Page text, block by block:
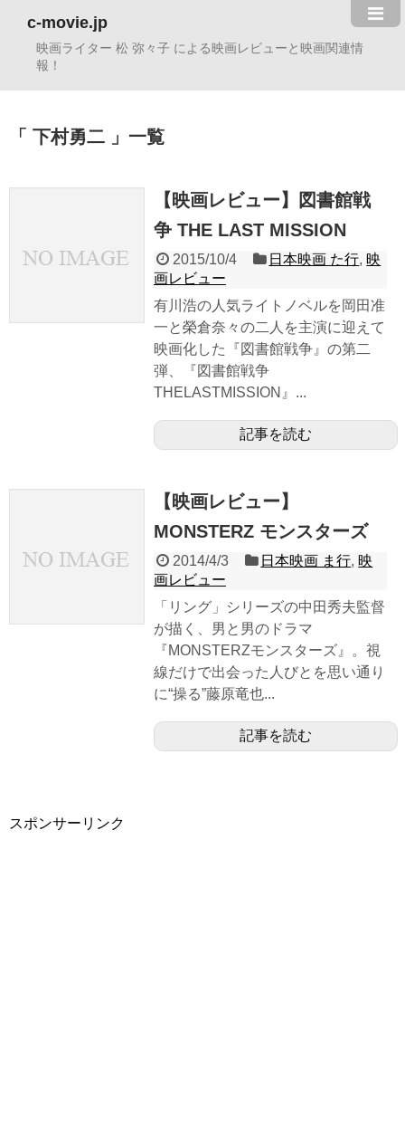
c-movie.jp
映画ライター 松 弥々子 による映画レビューと映画関連情
報！
下村勇二 一覧
【映画レビュー】図書館戦
争 THE LAST MISSION
2015/10/4 日本映画 た行, 映
画レビュー
有川浩の人気ライトノベルを岡田准
一と榮倉奈々の二人を主演に迎えて
映画化した『図書館戦争』の第二
弾、『図書館戦争
THELASTMISSION』...
記事を読む
【映画レビュー】
MONSTERZ モンスターズ
2014/4/3 日本映画 ま行, 映
画レビュー
「リング」シリーズの中田秀夫監督
が描く、男と男のドラマ
『MONSTERZモンスターズ』。視
線だけで出会った人びとを思い通り
に“操る”藤原竜也...
記事を読む
スポンサーリンク